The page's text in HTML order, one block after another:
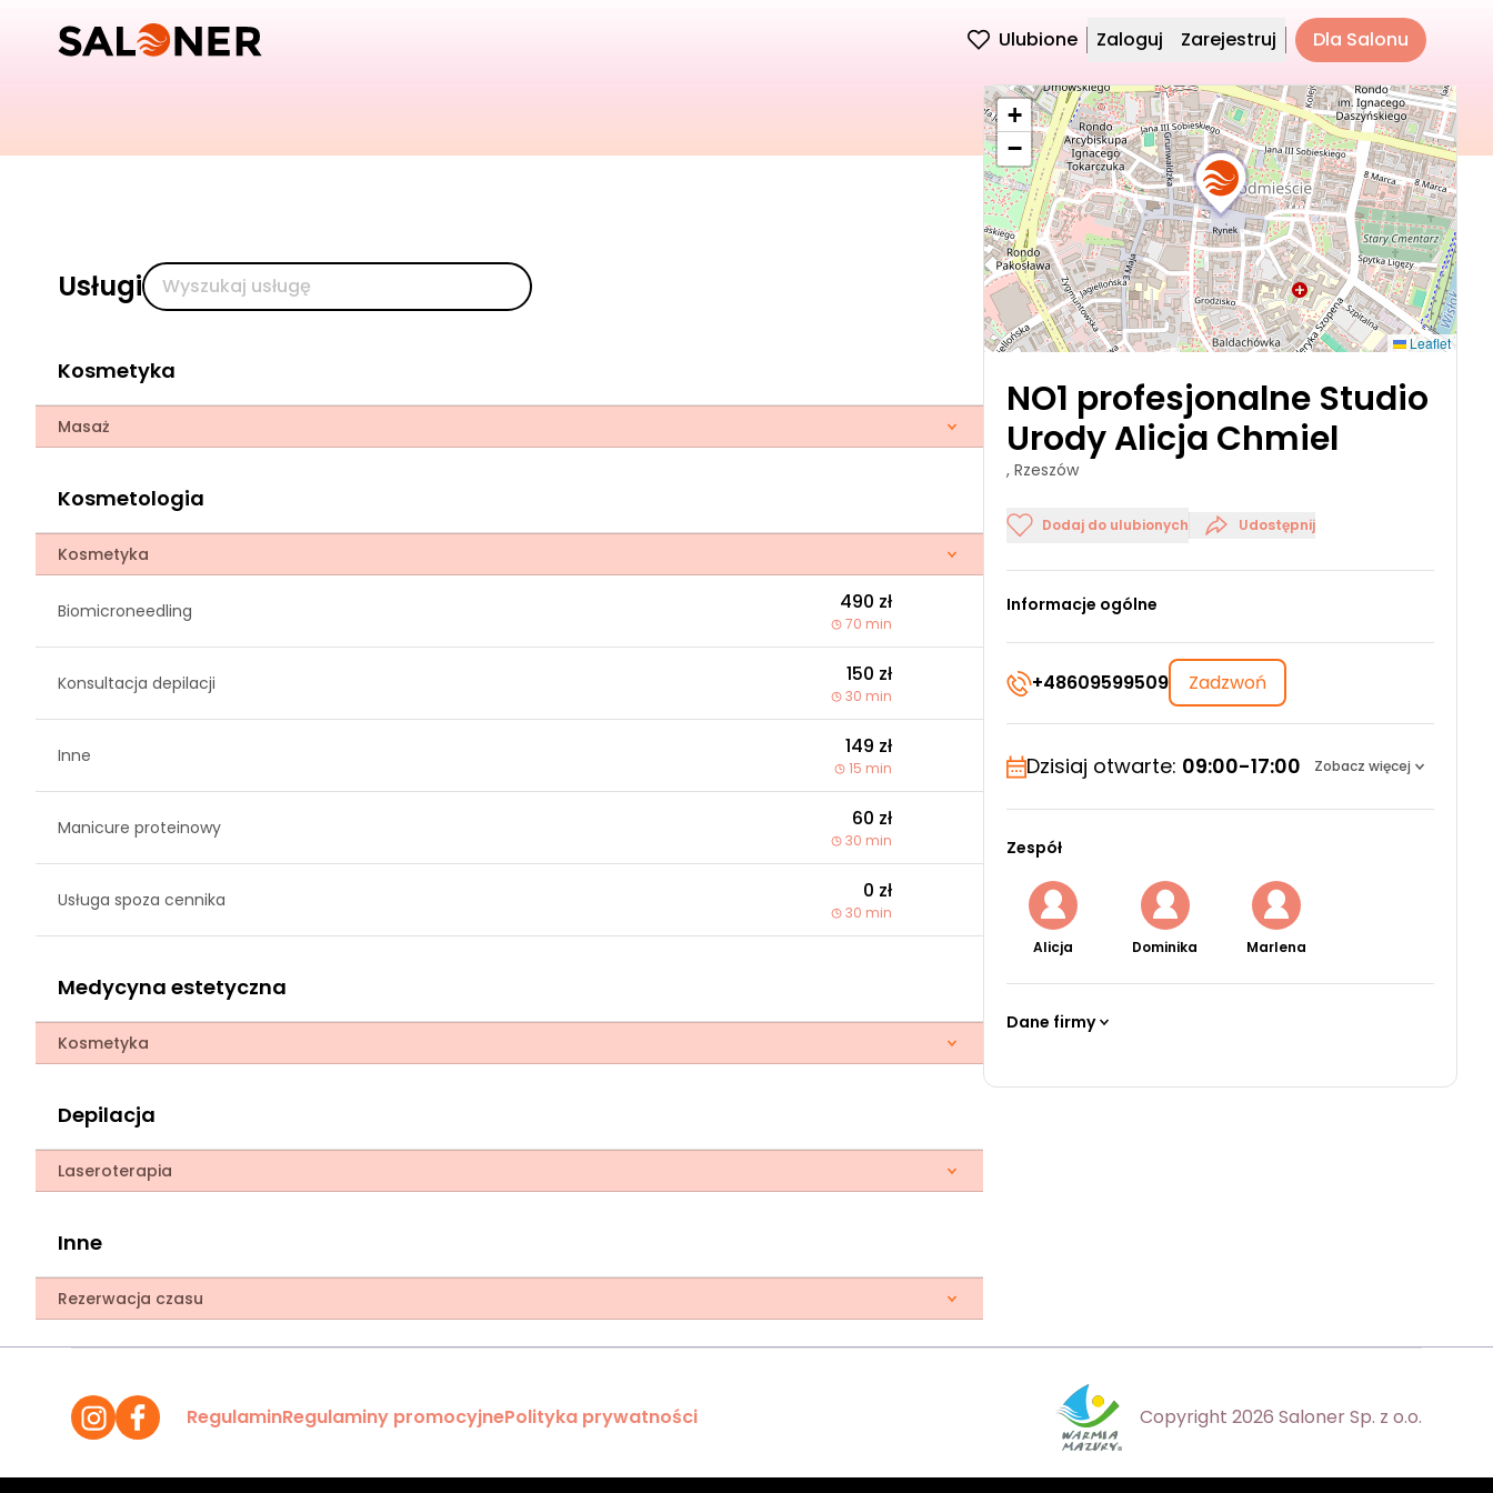
Ulubione Zaloguj Zarejestruj Dla Salonu
Usługi
Kosmetyka
Masaż
Kosmetologia
Kosmetyka
Biomicroneedling 490 zł
70 min
Konsultacja depilacji 150 zł
30 min
Inne 149 zł
15 min
Manicure proteinowy 60 zł
30 min
Usługa spoza cennika 0 zł
30 min
Medycyna estetyczna
Kosmetyka
Depilacja
Laseroterapia
Inne
Rezerwacja czasu
+
−
Leaflet
NO1 profesjonalne Studio
Urody Alicja Chmiel
, Rzeszów
Dodaj do ulubionych Udostępnij
Informacje ogólne
+48609599509 Zadzwoń
Dzisiaj otwarte: 09:00-17:00 Zobacz więcej
Zespół
Alicja Dominika Marlena
Dane firmy
RegulaminRegulaminy promocyjnePolityka prywatności Copyright 2026 Saloner Sp. z o.o.